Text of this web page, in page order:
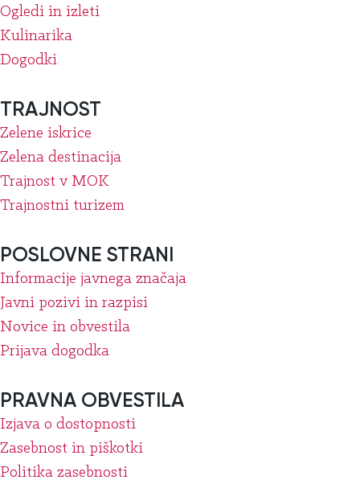
Ogledi in izleti
Kulinarika
Dogodki
TRAJNOST
Zelene iskrice
Zelena destinacija
Trajnost v MOK
Trajnostni turizem
POSLOVNE STRANI
Informacije javnega značaja
Javni pozivi in razpisi
Novice in obvestila
Prijava dogodka
PRAVNA OBVESTILA
Izjava o dostopnosti
Zasebnost in piškotki
Politika zasebnosti